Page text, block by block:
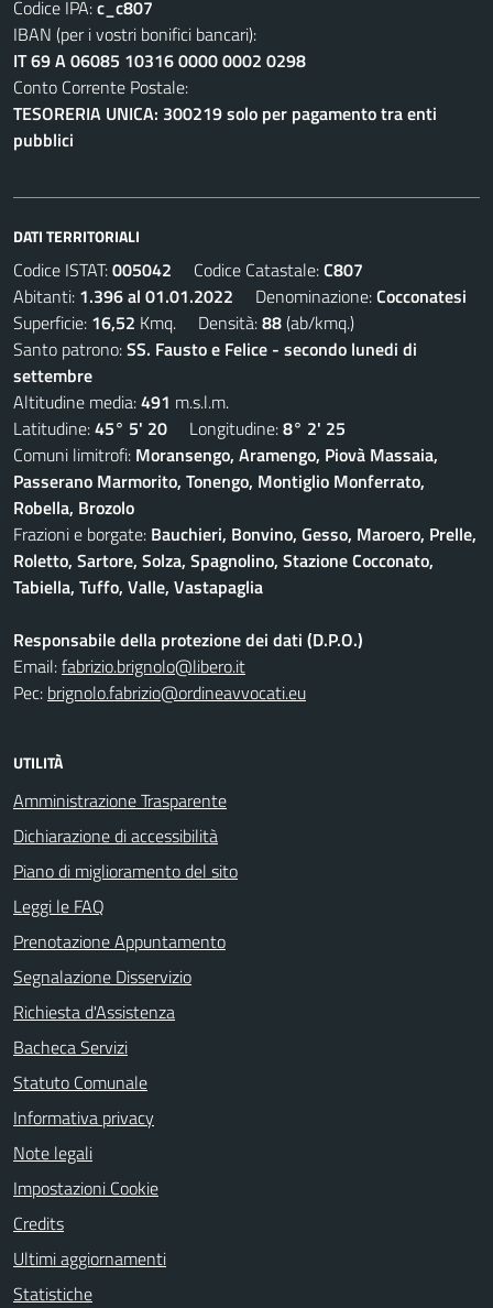
Codice IPA:c_c807
IBAN (per i vostri bonifici bancari):
IT 69 A 06085 10316 0000 0002 0298
Conto Corrente Postale:
TESORERIA UNICA: 300219 solo per pagamento tra enti
pubblici
DATI TERRITORIALI
Codice ISTAT:005042 Codice Catastale:C807
Abitanti: 1.396 al 01.01.2022 Denominazione:Cocconatesi
Superficie: 16,52 Kmq. Densità:88(ab/kmq.)
Santo patrono:SS. Fausto e Felice - secondo lunedi di
settembre
Altitudine media:491 m.s.l.m.
Latitudine:45° 5' 20 Longitudine:8° 2' 25
Comuni limitrofi: Moransengo, Aramengo, Piovà Massaia,
Passerano Marmorito, Tonengo, Montiglio Monferrato,
Robella, Brozolo
Frazioni e borgate: Bauchieri, Bonvino, Gesso, Maroero, Prelle,
Roletto, Sartore, Solza, Spagnolino, Stazione Cocconato,
Tabiella, Tuffo, Valle, Vastapaglia
Responsabile della protezione dei dati (D.P.O.)
Email:fabrizio.brignolo@libero.it
Pec: brignolo.fabrizio@ordineavvocati.eu
UTILITÀ
Amministrazione Trasparente
Dichiarazione di accessibilità
Piano di miglioramento del sito
Leggi le FAQ
Prenotazione Appuntamento
Segnalazione Disservizio
Richiesta d'Assistenza
Bacheca Servizi
Statuto Comunale
Informativa privacy
Note legali
Impostazioni Cookie
Credits
Ultimi aggiornamenti
Statistiche